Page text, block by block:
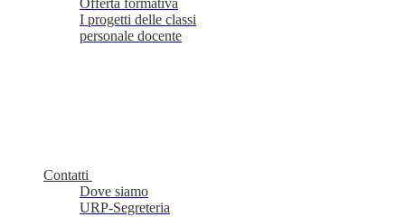
Offerta formativa
I progetti delle classi
personale docente
Contatti
Dove siamo
URP-Segreteria